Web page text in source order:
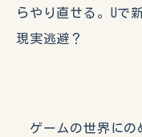
らやり直せる。Uで
現実逃避？
ゲームの世界にの